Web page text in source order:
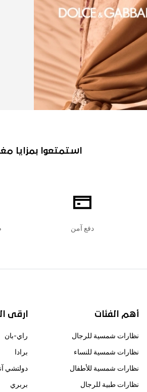
استمتعوا بمزايا
دفع آمن
أهم الفئات
نظارات شمسية للرجال
نظارات شمسية للنساء
نظارات شمسية للأطفال
نظارات طبية للرجال
ارقى
راي-بان
برادا
دولتشي
بربري